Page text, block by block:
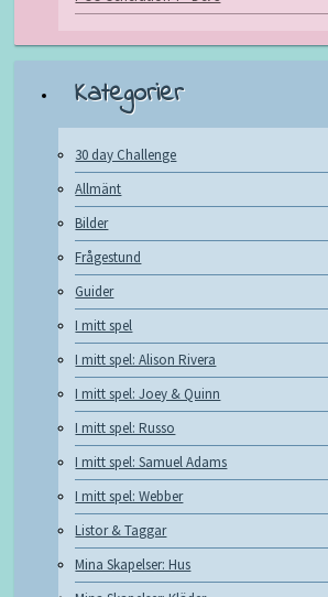
Kategorier
30 day Challenge
Allmänt
Bilder
Frågestund
Guider
I mitt spel
I mitt spel: Alison Rivera
I mitt spel: Joey & Quinn
I mitt spel: Russo
I mitt spel: Samuel Adams
I mitt spel: Webber
Listor & Taggar
Mina Skapelser: Hus